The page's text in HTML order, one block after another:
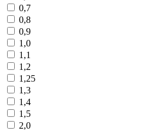
0,7
0,8
0,9
1,0
1,1
1,2
1,25
1,3
1,4
1,5
2,0